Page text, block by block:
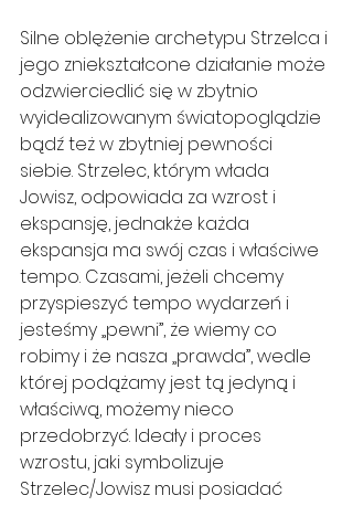
Silne oblężenie archetypu Strzelca i
jego zniekształcone działanie może
odzwierciedlić się w zbytnio
wyidealizowanym światopoglądzie
bądź też w zbytniej pewności
siebie. Strzelec, którym włada
Jowisz, odpowiada za wzrost i
ekspansję, jednakże każda
ekspansja ma swój czas i właściwe
tempo. Czasami, jeżeli chcemy
przyspieszyć tempo wydarzeń i
jesteśmy „pewni”, że wiemy co
robimy i że nasza „prawda”, wedle
której podążamy jest tą jedyną i
właściwą, możemy nieco
przedobrzyć. Ideały i proces
wzrostu, jaki symbolizuje
Strzelec/Jowisz musi posiadać